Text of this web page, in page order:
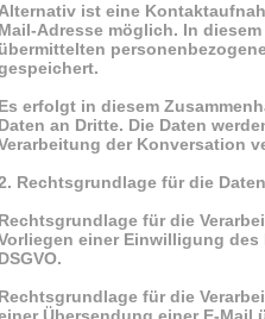
ist eine
Adresse möglich. In
erfolgt in diesem
an Dritte. Die Daten
der Konversation
Rechtsgrundlage für die
für die
einer Einwilligung des
für die